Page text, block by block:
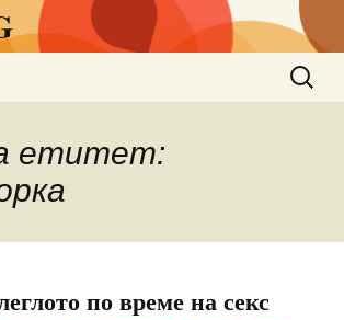
за:
етитет:
по време на секс